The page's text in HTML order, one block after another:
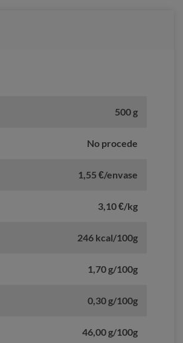
500 g
No procede
1,55 €/envase
3,10 €/kg
246 kcal/100g
1,70 g/100g
0,30 g/100g
46,00 g/100g